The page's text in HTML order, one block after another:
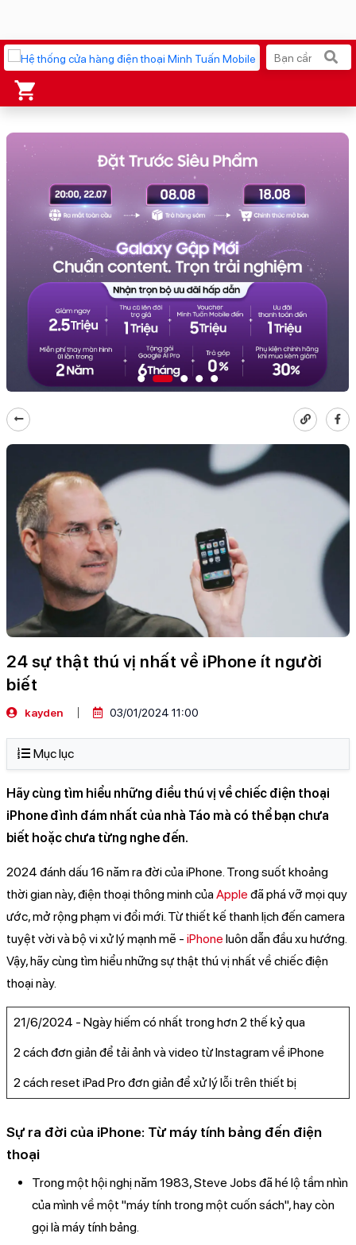
iPhone 17 Pro Max MacBook Neo giá tốt
AirTag 2 Mới Galaxy Z8 Series
AirPods 4 OPPO Reno16
Apple Watch S11 Ốp lưng Pitaka
Osmo Pocket 4 Ốp lưng Apple
Loa Marshall Cốc sạc Apple
24 sự thật thú vị nhất về iPhone ít người
biết
kayden 03/01/2024 11:00
Mục lục
Hãy cùng tìm hiểu những điều thú vị về chiếc điện thoại
iPhone đình đám nhất của nhà Táo mà có thể bạn chưa
biết hoặc chưa từng nghe đến.
2024 đánh dấu 16 năm ra đời của iPhone. Trong suốt khoảng
thời gian này, điện thoại thông minh củaApple đã phá vỡ mọi quy
ước, mở rộng phạm vi đổi mới. Từ thiết kế thanh lịch đến camera
tuyệt vời và bộ vi xử lý mạnh mẽ - iPhone luôn dẫn đầu xu hướng.
Vậy, hãy cùng tìm hiểu những sự thật thú vị nhất về chiếc điện
thoại này.
21/6/2024 - Ngày hiếm có nhất trong hơn 2 thế kỷ qua
2 cách đơn giản để tải ảnh và video từ Instagram về iPhone
2 cách reset iPad Pro đơn giản để xử lý lỗi trên thiết bị
Sự ra đời của iPhone: Từ máy tính bảng đến điện
thoại
Trong một hội nghị năm 1983, Steve Jobs đã hé lộ tầm nhìn
của mình về một "máy tính trong một cuốn sách", hay còn
gọi là máy tính bảng.